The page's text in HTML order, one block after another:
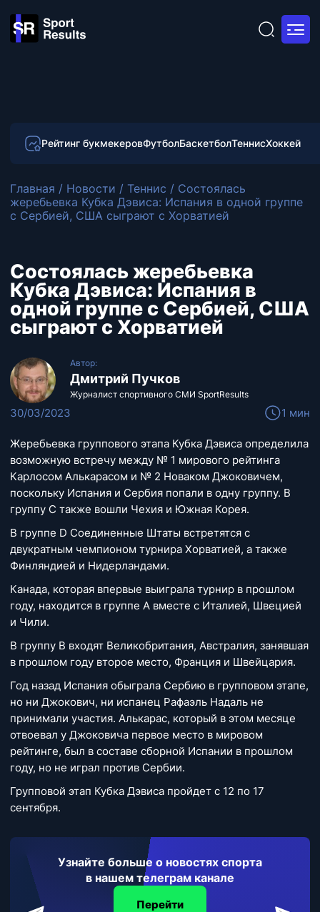
Рейтинг букмекеровФутболБаскетболТеннисХоккей
Главная / Новости / Теннис / Состоялась
жеребьевка Кубка Дэвиса: Испания в одной группе
с Сербией, США сыграют с Хорватией
Состоялась жеребьевка
Кубка Дэвиса: Испания в
одной группе с Сербией, США
сыграют с Хорватией
Автор:
Дмитрий Пучков
Журналист спортивного СМИ SportResults
30/03/2023 1 мин
Жеребьевка группового этапа Кубка Дэвиса определила
возможную встречу между № 1 мирового рейтинга
Карлосом Алькарасом и № 2 Новаком Джоковичем,
поскольку Испания и Сербия попали в одну группу. В
группу С также вошли Чехия и Южная Корея.
В группе D Соединенные Штаты встретятся с
двукратным чемпионом турнира Хорватией, а также
Финляндией и Нидерландами.
Канада, которая впервые выиграла турнир в прошлом
году, находится в группе А вместе с Италией, Швецией
и Чили.
В группу В входят Великобритания, Австралия, занявшая
в прошлом году второе место, Франция и Швейцария.
Год назад Испания обыграла Сербию в групповом этапе,
но ни Джокович, ни испанец Рафаэль Надаль не
принимали участия. Алькарас, который в этом месяце
отвоевал у Джоковича первое место в мировом
рейтинге, был в составе сборной Испании в прошлом
году, но не играл против Сербии.
Групповой этап Кубка Дэвиса пройдет с 12 по 17
сентября.
Узнайте больше о новостях спорта
в нашем телеграм канале
Перейти